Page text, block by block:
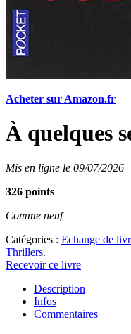
Acheter sur Amazon.fr
À quelques
Mis en ligne le 09/07/2026
326 points
Comme neuf
Catégories : Echange de
Thrillers.
Recevoir ce livre
Description
Infos
Commentaires